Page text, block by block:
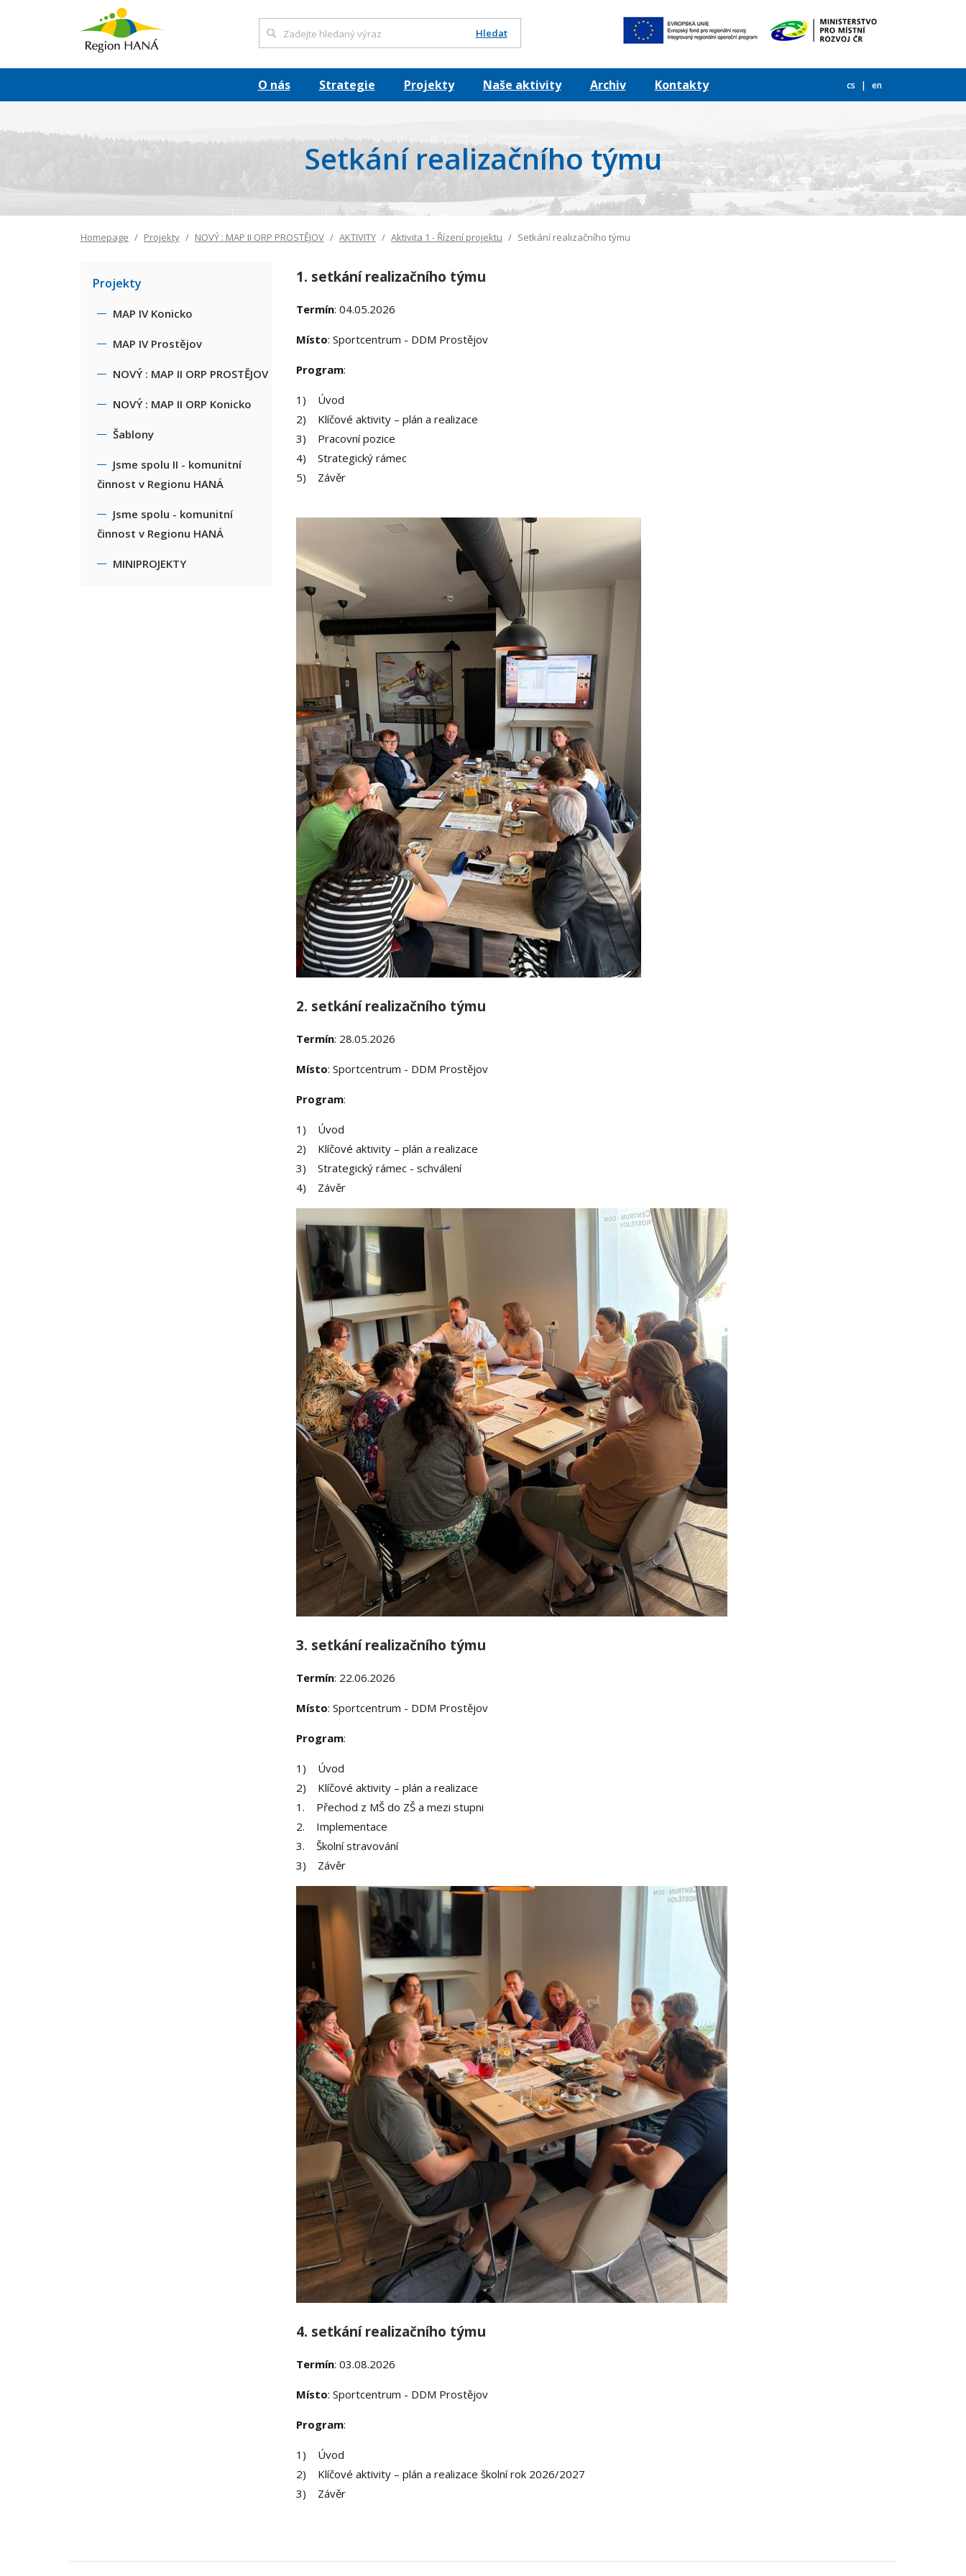
Hledat
cs en
O nás Strategie Projekty Naše aktivity Archiv Kontakty
Setkání realizačního týmu
Homepage Projekty NOVÝ : MAP II ORP PROSTĚJOV AKTIVITY Aktivita 1 - Řízení projektu Setkání realizačního týmu
1. setkání realizačního týmu
Termín: 04.05.2026
Místo: Sportcentrum - DDM Prostějov
Program:
1) Úvod
2) Klíčové aktivity – plán a realizace
3) Pracovní pozice
4) Strategický rámec
5) Závěr
2. setkání realizačního týmu
Termín: 28.05.2026
Místo: Sportcentrum - DDM Prostějov
Program:
1) Úvod
2) Klíčové aktivity – plán a realizace
3) Strategický rámec - schválení
4) Závěr
3. setkání realizačního týmu
Termín: 22.06.2026
Místo: Sportcentrum - DDM Prostějov
Program:
1) Úvod
2) Klíčové aktivity – plán a realizace
1. Přechod z MŠ do ZŠ a mezi stupni
2. Implementace
3. Školní stravování
3) Závěr
4. setkání realizačního týmu
Termín: 03.08.2026
Místo: Sportcentrum - DDM Prostějov
Program:
1) Úvod
2) Klíčové aktivity – plán a realizace školní rok 2026/2027
3) Závěr
Projekty
MAP IV Konicko
MAP IV Prostějov
NOVÝ : MAP II ORP PROSTĚJOV
NOVÝ : MAP II ORP Konicko
Šablony
Jsme spolu II - komunitní
činnost v Regionu HANÁ
Jsme spolu - komunitní
činnost v Regionu HANÁ
MINIPROJEKTY